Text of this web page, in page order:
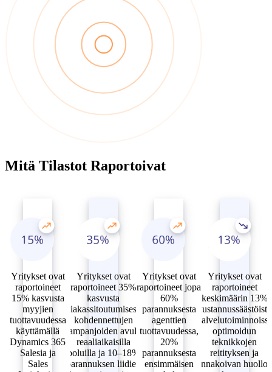
Mitä Tilastot Raportoivat
Yritykset ovat
raportoineet
15% kasvusta
myyjien
tuottavuudessa
käyttämällä
Dynamics 365
Salesia ja
Sales
Yritykset ovat
raportoineet 35%
kasvusta
asiakassitoutumisessa
kohdennettujen
kampanjoiden avulla
reaaliaikaisilla
poluilla ja 10–18%
parannuksen liidien
Yritykset ovat
raportoineet jopa
60%
parannuksesta
agenttien
tuottavuudessa,
20%
parannuksesta
ensimmäisen
Yritykset ovat
raportoineet
keskimäärin 13%
kustannussäästöistä
palvelutoiminnoissa
optimoidun
teknikkojen
reitityksen ja
ennakoivan huollon